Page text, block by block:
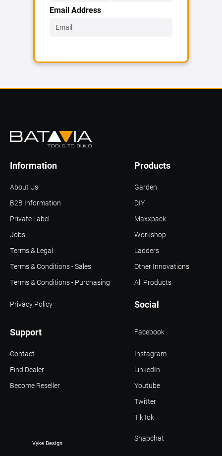
Email Address
Support
Products
Social
About Us
Information
B2B Information
Terms & Legal
Terms & Conditions - Sales
Terms & Conditions - Purchasing
Privacy Policy
Jobs
Private Label
Garden
Contact
Find Dealer
Become Reseller
DIY
Maxxpack
Workshop
Ladders
All Products
Other Innovations
Facebook
Youtube
Twitter
TikTok
Snapchat
LinkedIn
Instagram
Vyke Design